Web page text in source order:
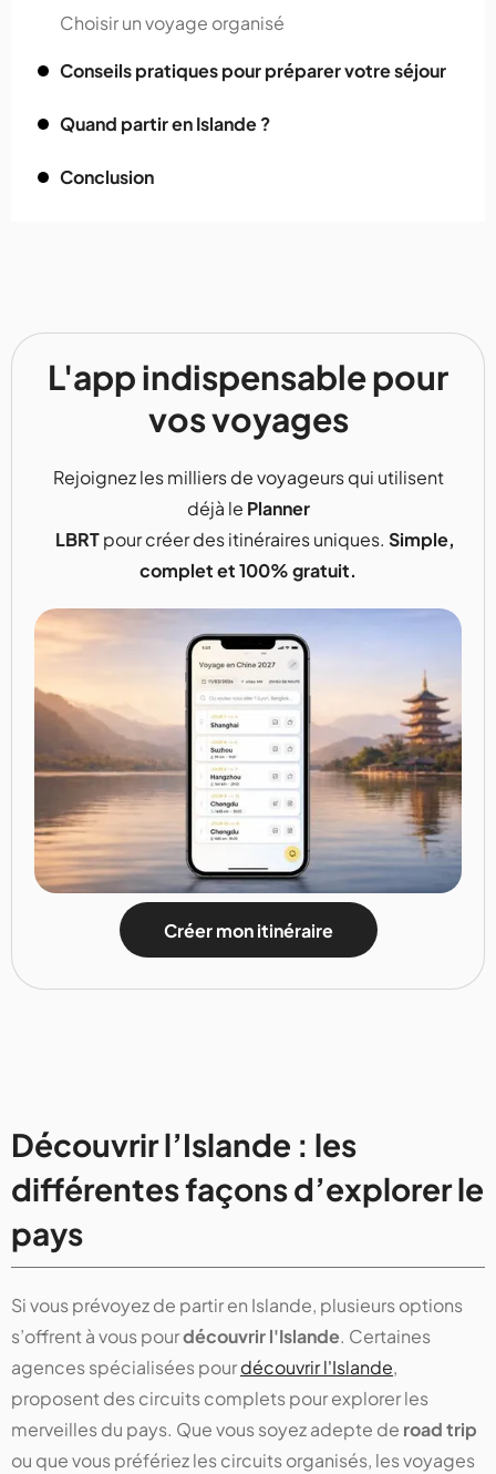
Choisir un voyage organisé
Conseils pratiques pour préparer votre séjour
Quand partir en Islande ?
Conclusion
L'app indispensable pour
vos voyages
Rejoignez les milliers de voyageurs qui utilisent
déjà le Planner
LBRTpour créer des itinéraires uniques. Simple,
complet et 100% gratuit.
Créer mon itinéraire
Découvrir l’Islande : les
différentes façons d’explorer le
pays
Si vous prévoyez de partir en Islande, plusieurs options
s’offrent à vous pourdécouvrir l'Islande. Certaines
agences spécialisées pourdécouvrir l'Islande,
proposent des circuits complets pour explorer les
merveilles du pays. Que vous soyez adepte de road trip
ou que vous préfériez les circuits organisés, les voyages